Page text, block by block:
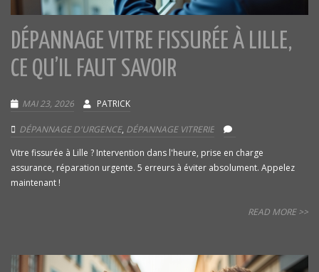
DÉPANNAGE VITRE FISSURÉE À LILLE,
CE QU’IL FAUT SAVOIR
MAI 23, 2026 PATRICK
DÉPANNAGE D'URGENCE, DÉPANNAGE VITRERIE
Vitre fissurée à Lille ? Intervention dans l'heure, prise en charge
assurance, réparation urgente. 5 erreurs à éviter absolument. Appelez
maintenant !
READ MORE >>